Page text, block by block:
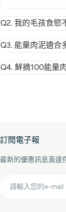
Q2. 我的毛孩食慾
Q3. 能量肉泥適合
Q4. 鮮摘100能量
訂閱電子報
最新的優惠訊息直達